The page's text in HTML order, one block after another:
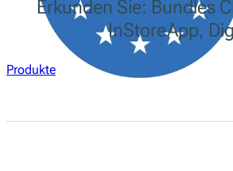
Erkunden Sie: Bundles
InStoreApp,
Produkte